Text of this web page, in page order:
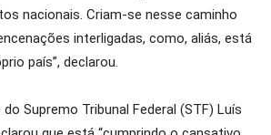
nacionais. Criam-se nesse caminho
interligadas, como, aliás, está
país”, declarou.
Supremo Tribunal Federal (STF) Luís